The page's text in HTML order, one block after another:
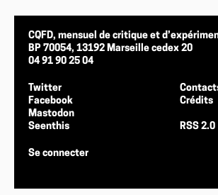
CQFD, mensuel de critique et
BP 70054, 13192 Marseille cedex 20
04 91 90 25 04
Twitter
Facebook
Mastodon
Seenthis
Crédits
RSS 2.0
Se connecter